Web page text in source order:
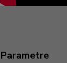
Parametre